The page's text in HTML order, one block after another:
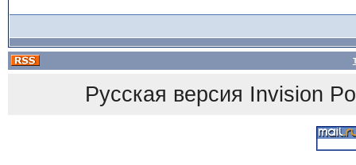
Русская версия Invision